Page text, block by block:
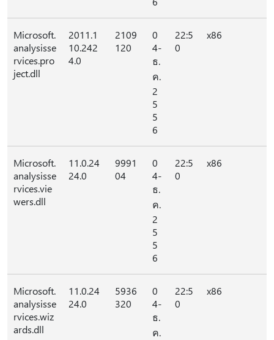
Microsoft.
analysisse
rvices.pro
ject.dll
2011.1
10.242
4.0
2109
120
0
4-
ธ.
ค.
2
5
5
6
22:5
0
x86
Microsoft.
analysisse
rvices.vie
wers.dll
11.0.24
24.0
9991
04
0
4-
ธ.
ค.
2
5
5
6
22:5
0
x86
Microsoft.
analysisse
rvices.wiz
ards.dll
11.0.24
24.0
5936
320
0
4-
ธ.
ค.
22:5
0
x86